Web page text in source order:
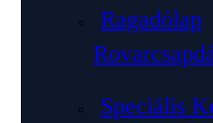
Ragadólap
Speciális